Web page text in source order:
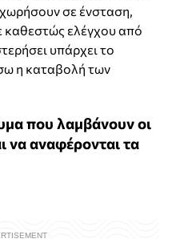
σε ένσταση,
ελέγχου από
υπάρχει το
η καταβολή των
που λαμβάνουν οι
να αναφέρονται τα